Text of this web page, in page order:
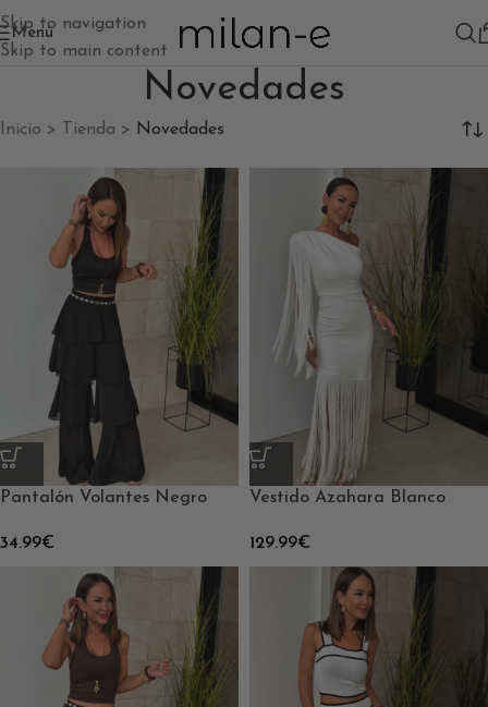
Skip to navigation
Skip to main content
Menú
Novedades
Inicio > Tienda > Novedades
Pantalón Volantes Negro
34.99€
Vestido Azahara Blanco
129.99€